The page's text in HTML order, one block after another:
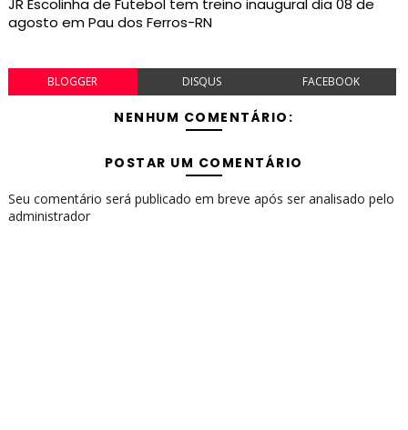
JR Escolinha de Futebol tem treino inaugural dia 08 de
agosto em Pau dos Ferros-RN
BLOGGER DISQUS FACEBOOK
NENHUM COMENTÁRIO:
POSTAR UM COMENTÁRIO
Seu comentário será publicado em breve após ser analisado pelo
administrador